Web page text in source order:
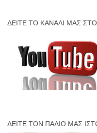
ΔΕΊΤΕ ΤΟ ΚΑΝΆΛΙ ΜΑΣ ΣΤΟ
ΔΕΊΤΕ ΤΟΝ ΠΑΛΙΌ ΜΑΣ